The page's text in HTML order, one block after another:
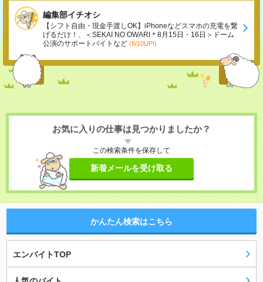
編集部イチオシ
【シフト自由・現金手渡しOK】iPhoneなどスマホの充電を繋
げるだけ！、＜SEKAI NO OWARI＊8月15日・16日＞ドーム
公演のサポートバイトなど (8/10UP!)
お気に入りの仕事は見つかりましたか？
この検索条件を保存して
新着メールを受け取る
かんたん検索はこちら
エンバイトTOP